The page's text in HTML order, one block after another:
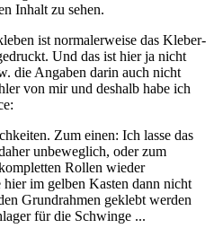
Inhalt zu sehen.
ist normalerweise das Kleber-
Und das ist hier ja nicht
die Angaben darin auch nicht
von mir und deshalb habe ich
Zum einen: Ich lasse das
unbeweglich, oder zum
Rollen wieder
im gelben Kasten dann nicht
Grundrahmen geklebt werden
für die Schwinge ...